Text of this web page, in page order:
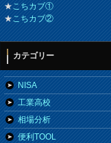
★こちカブ①
★こちカブ②
カテゴリー
NISA
工業高校
相場分析
便利TOOL